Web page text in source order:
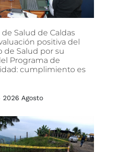
de Salud de Caldas
positiva del
de Salud por su
Programa de
cumplimiento es
Agosto